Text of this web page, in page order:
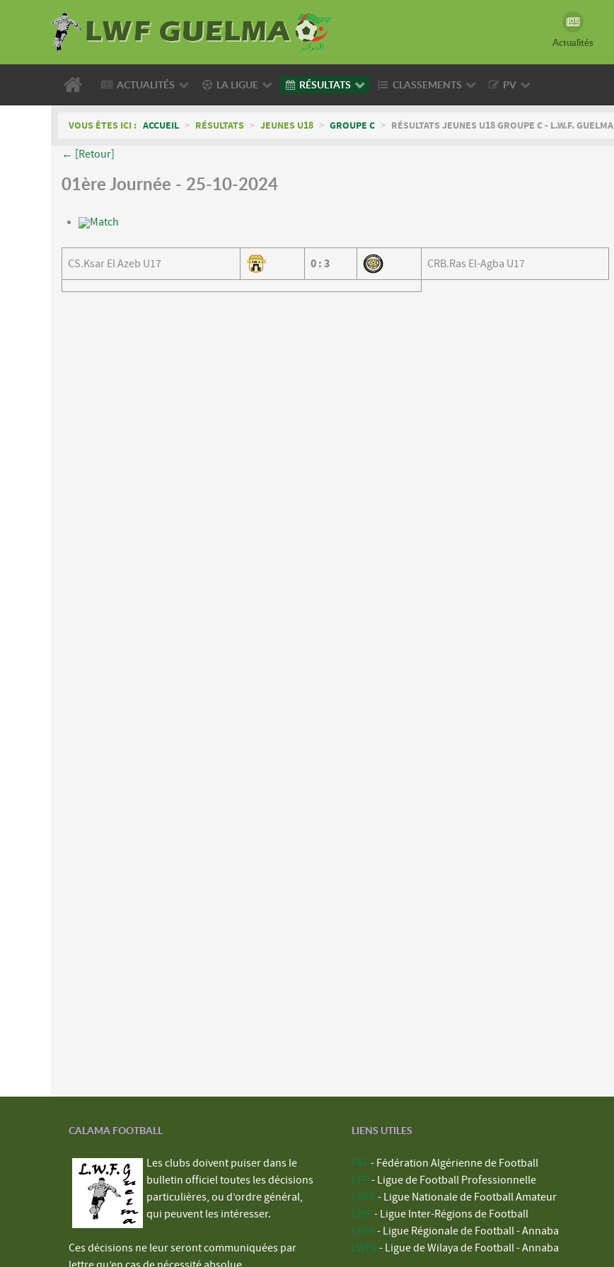
Actualités
ACTUALITÉS LA LIGUE RÉSULTATS CLASSEMENTS PV
VOUS ÊTES ICI : ACCUEIL > RÉSULTATS > JEUNES U18 > GROUPE C > RÉSULTATS JEUNES U18 GROUPE C - L.W.F. GUELMA
← [Retour]
01ère Journée - 25-10-2024
Match
CS.Ksar El Azeb U17 0 : 3 CRB.Ras El-Agba U17
CALAMA FOOTBALL
Les clubs doivent puiser dans le
bulletin officiel toutes les décisions
particulières, ou d’ordre général,
qui peuvent les intéresser.
Ces décisions ne leur seront communiquées par
LIENS UTILES
FAF - Fédération Algérienne de Football
LFP - Ligue de Football Professionnelle
LNFA - Ligue Nationale de Football Amateur
LIRF - Ligue Inter-Régions de Football
LRFA - Ligue Régionale de Football - Annaba
LWFA - Ligue de Wilaya de Football - Annaba